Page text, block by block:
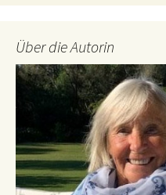
Über die Autorin